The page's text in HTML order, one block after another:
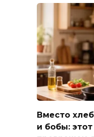
Вместо
и бобы: